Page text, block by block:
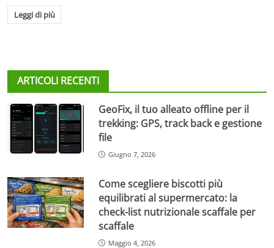
Leggi di più
ARTICOLI RECENTI
GeoFix, il tuo alleato offline per il
trekking: GPS, track back e gestione
file
Giugno 7, 2026
Come scegliere biscotti più
equilibrati al supermercato: la
check-list nutrizionale scaffale per
scaffale
Maggio 4, 2026